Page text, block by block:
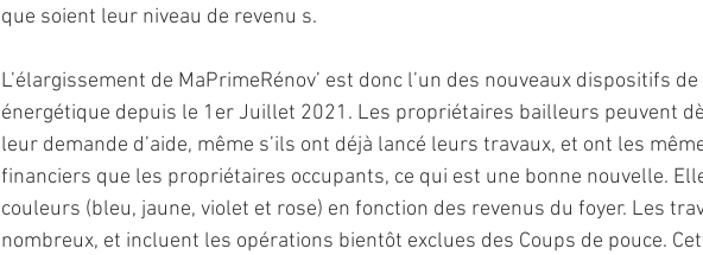
que soient leur niveau de revenu s.
L’élargissement de MaPrimeRénov’ est donc l’un des nouveaux dispositifs
énergétique depuis le 1er Juillet 2021. Les propriétaires bailleurs peuvent
leur demande d’aide, même s’ils ont déjà lancé leurs travaux, et ont les
financiers que les propriétaires occupants, ce qui est une bonne nouvelle.
couleurs (bleu, jaune, violet et rose) en fonction des revenus du foyer. Les
nombreux, et incluent les opérations bientôt exclues des Coups de pouce.